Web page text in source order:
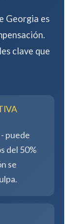
Georgia es
clave que
puede
del 50%
se